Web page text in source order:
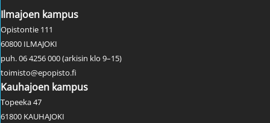
Ilmajoen kampus
Opistontie 111
60800 ILMAJOKI
puh. 06 4256 000 (arkisin klo 9–15)
toimisto@epopisto.fi
Kauhajoen kampus
Topeeka 47
61800 KAUHAJOKI